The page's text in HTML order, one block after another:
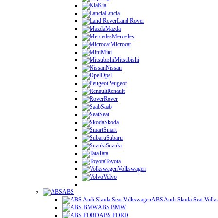
Kia
Lancia
Land Rover
Mazda
Mercedes
Microcar
Mini
Mitsubishi
Nissan
Opel
Peugeot
Renault
Rover
Saab
Seat
Skoda
Smart
Subaru
Suzuki
Tata
Toyota
Volkswagen
Volvo
ABS
ABS Audi Skoda Seat
ABS BMW
ABS FORD